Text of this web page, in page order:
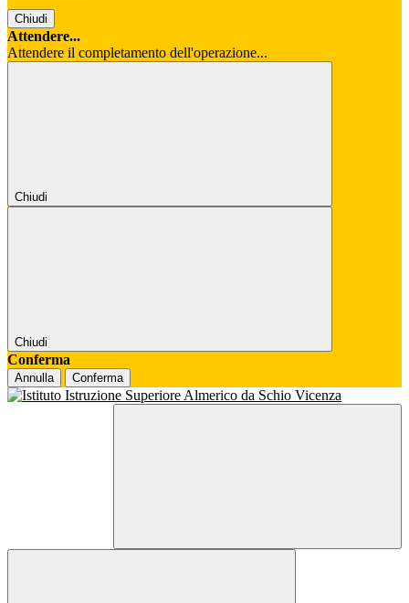
Chiudi
Attendere...
Attendere il completamento dell'operazione...
Chiudi
Chiudi
Conferma
Annulla Conferma